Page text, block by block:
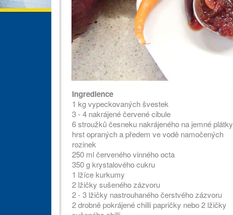
Ingredience
1 kg vypeckovaných švestek
3 - 4 nakrájené červené cibule
6 stroužků česneku nakrájeného na jemné plátky
hrst opraných a předem ve vodě namočených
rozinek
250 ml červeného vinného octa
350 g krystalového cukru
1 lžíce kurkumy
2 lžičky sušeného zázvoru
2 - 3 lžičky nastrouhaného čerstvého zázvoru
2 drobně pokrájené chilli papričky nebo 2 lžičky